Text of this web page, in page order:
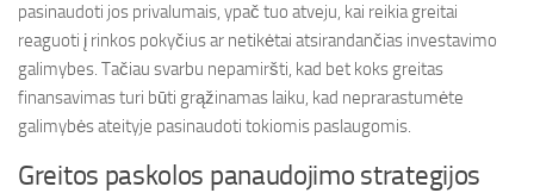
pasinaudoti jos privalumais, ypač tuo atveju, kai reikia greitai
reaguoti į rinkos pokyčius ar netikėtai atsirandančias investavimo
galimybes. Tačiau svarbu nepamiršti, kad bet koks greitas
finansavimas turi būti grąžinamas laiku, kad neprarastumėte
galimybės ateityje pasinaudoti tokiomis paslaugomis.
Greitos paskolos panaudojimo strategijos